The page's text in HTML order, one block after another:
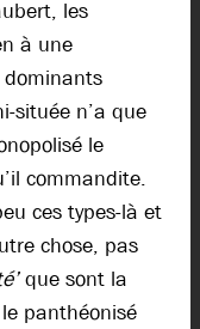
les
à une
dominants
située n’a que
le
commandite.
ces types-là et
chose, pas
que sont la
panthéonisé